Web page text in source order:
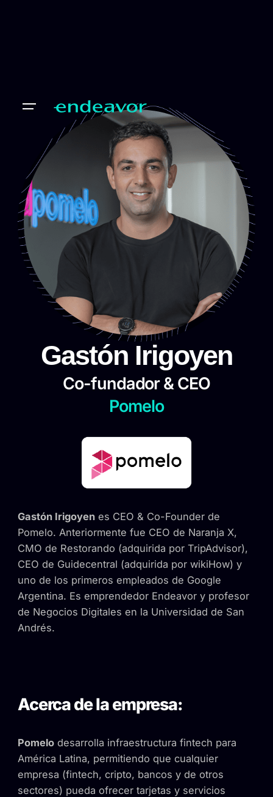
Gastón Irigoyen
Co-fundador & CEO
Pomelo
Gastón Irigoyenes CEO & Co-Founder de
Pomelo. Anteriormente fue CEO de Naranja X,
CMO de Restorando (adquirida por TripAdvisor),
CEO de Guidecentral (adquirida por wikiHow) y
uno de los primeros empleados de Google
Argentina. Es emprendedor Endeavor y profesor
de Negocios Digitales en la Universidad de San
Andrés.
Acerca de la empresa:
Pomelodesarrolla infraestructura fintech para
América Latina, permitiendo que cualquier
empresa (fintech, cripto, bancos y de otros
sectores) pueda ofrecer tarjetas y servicios